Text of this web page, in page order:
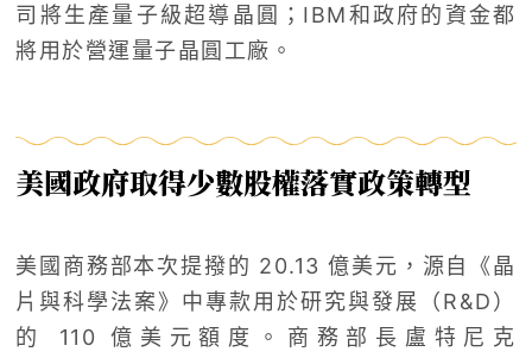
司將生產量子級超導晶圓；IBM和政府的資金都
將用於營運量子晶圓工廠。
美國政府取得少數股權落實政策轉型
美國商務部本次提撥的 20.13 億美元，源自《晶
片與科學法案》中專款用於研究與發展（R&D）
的 110 億美元額度。商務部長盧特尼克